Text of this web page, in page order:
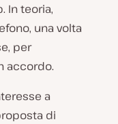
In teoria,
una volta
per
accordo.
a
di